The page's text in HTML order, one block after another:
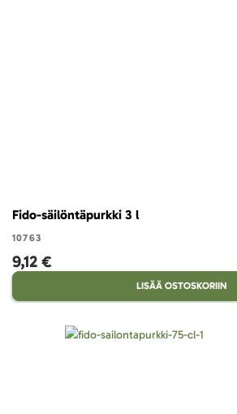
Fido-säilöntäpurkki 3 l
10763
9,12 €
LISÄÄ OSTOSKORIIN